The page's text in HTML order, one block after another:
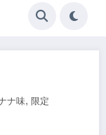
ナ味, 限定